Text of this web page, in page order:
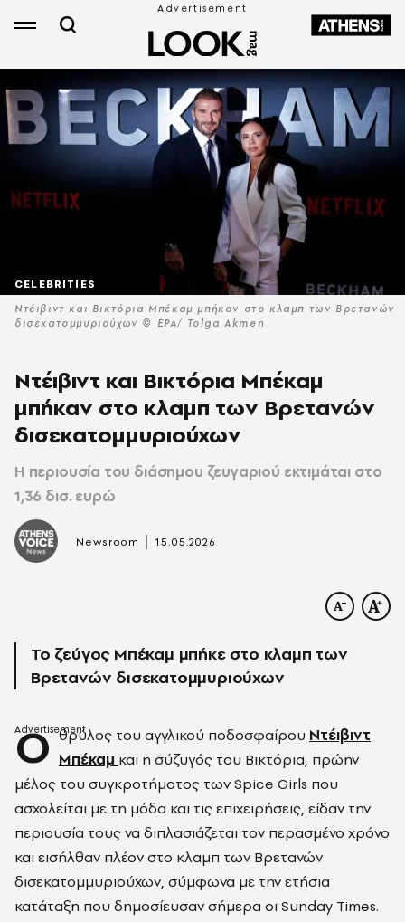
Ντέιβιντ και Βικτόρια Μπέκαμ μπήκαν στο κλαμπ των Βρετανών
δισεκατομμυριούχων © EPA/ Tolga Akmen
CELEBRITIES
Ντέιβιντ και Βικτόρια Μπέκαμ
μπήκαν στο κλαμπ των Βρετανών
δισεκατομμυριούχων
Η περιουσία του διάσημου ζευγαριού εκτιμάται στο
1,36 δισ. ευρώ
Newsroom 15.05.2026
Το ζεύγος Μπέκαμ μπήκε στο κλαμπ των
Βρετανών δισεκατομμυριούχων
Ο θρύλος του αγγλικού ποδοσφαίρου Ντέιβιντ
Μπέκαμ και η σύζυγός του Βικτόρια, πρώην
μέλος του συγκροτήματος των Spice Girls που
ασχολείται με τη μόδα και τις επιχειρήσεις, είδαν την
περιουσία τους να διπλασιάζεται τον περασμένο χρόνο
και εισήλθαν πλέον στο κλαμπ των Βρετανών
δισεκατομμυριούχων, σύμφωνα με την ετήσια
κατάταξη που δημοσίευσαν σήμερα οι Sunday Times.